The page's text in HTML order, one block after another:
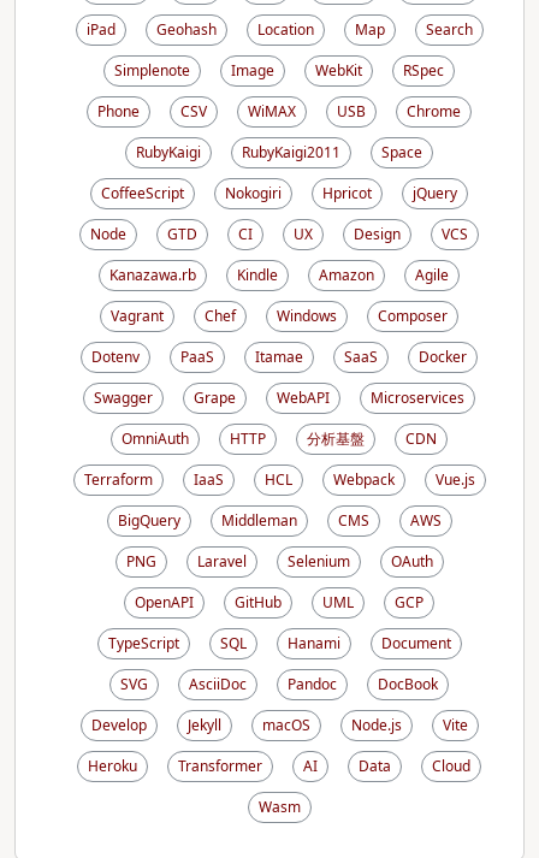
iPad
Geohash Location Map
Search
Simplenote
Image WebKit
RSpec
Phone
CSV WiMAX USB
Chrome
RubyKaigi
RubyKaigi2011
Space
CoffeeScript
Nokogiri Hpricot
jQuery
Node
GTD CI UX Design
VCS
Kanazawa.rb
Kindle Amazon
Agile
Vagrant
Chef Windows
Composer
Dotenv
PaaS Itamae SaaS
Docker
Swagger
Grape WebAPI
Microservices
OmniAuth
HTTP 分析基盤
CDN
Terraform
IaaS HCL Webpack
Vue.js
BigQuery
Middleman CMS
AWS
PNG
Laravel Selenium
OAuth
OpenAPI
GitHub UML
GCP
TypeScript
SQL Hanami
Document
SVG
AsciiDoc Pandoc
DocBook
Develop
Jekyll macOS Node.js
Vite
Heroku
Transformer AI Data
Cloud
Wasm